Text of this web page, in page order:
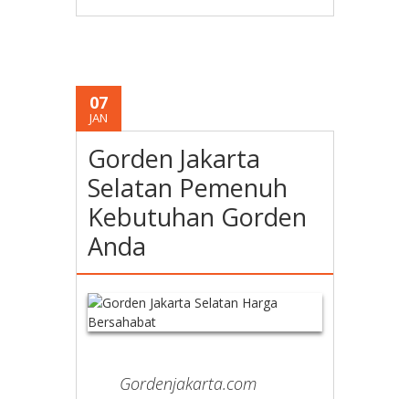
07
JAN
Gorden Jakarta
Selatan Pemenuh
Kebutuhan Gorden
Anda
Gordenjakarta.com